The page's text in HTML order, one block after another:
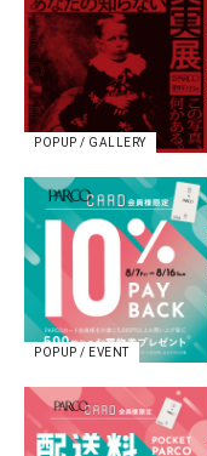
POPUP / GALLERY
POPUP / EVENT